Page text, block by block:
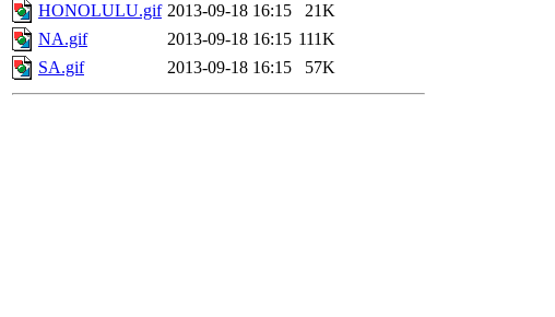
HONOLULU.gif 2013-09-18 16:15
21K
NA.gif
2013-09-18 16:15 111K
SA.gif
2013-09-18 16:15 57K